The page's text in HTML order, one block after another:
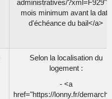
administratives/
mois minimum avant la date
d'échéance du bail</a>
Selon la localisation du
logement :
- <a
href="https://lonny.fr/